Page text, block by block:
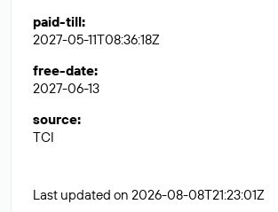
paid-till:
2027-05-11T08:36:18Z
free-date:
2027-06-13
source:
TCI
Last updated on 2026-08-08T21:23:01Z